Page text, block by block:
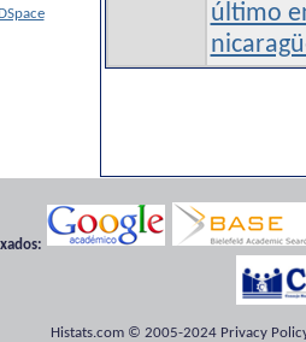
último
Histats.com © 2005-2024 Privacy